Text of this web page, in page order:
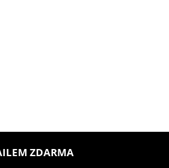
ZDARMA